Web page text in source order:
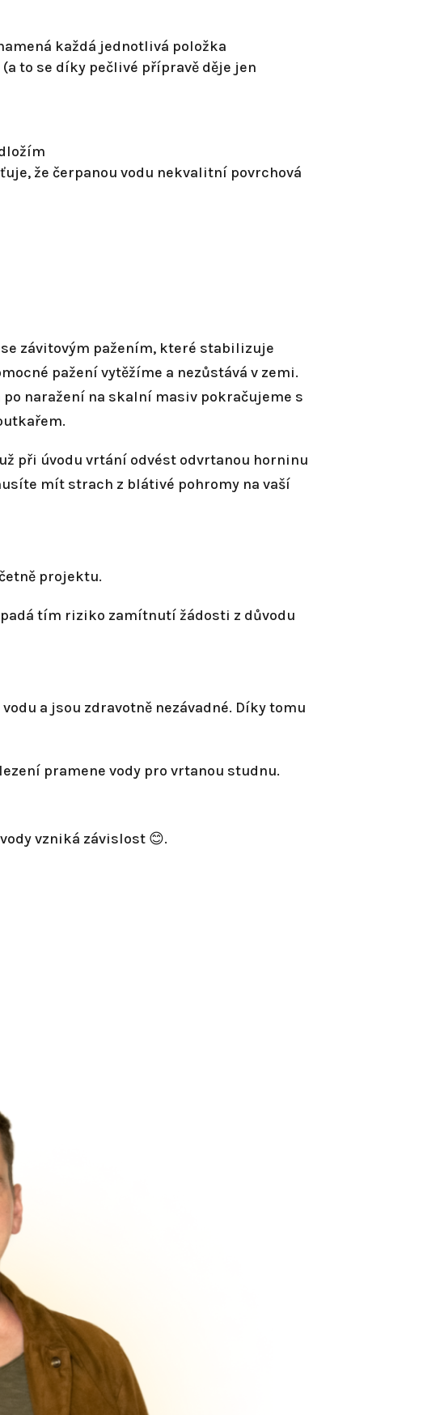
každá jednotlivá položka
to se díky pečlivé přípravě děje jen
že čerpanou vodu nekvalitní povrchová
závitovým pažením, které stabilizuje
pažení vytěžíme a nezůstává v zemi.
naražení na skalní masiv pokračujeme s
při úvodu vrtání odvést odvrtanou horninu
mít strach z blátivé pohromy na vaší
projektu.
tím riziko zamítnutí žádosti z důvodu
a jsou zdravotně nezávadné. Díky tomu
pramene vody pro vrtanou studnu.
vzniká závislost 😊.